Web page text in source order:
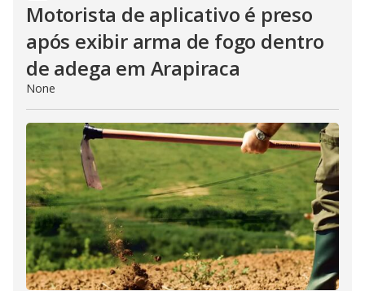
Motorista de aplicativo é preso
após exibir arma de fogo dentro
de adega em Arapiraca
None